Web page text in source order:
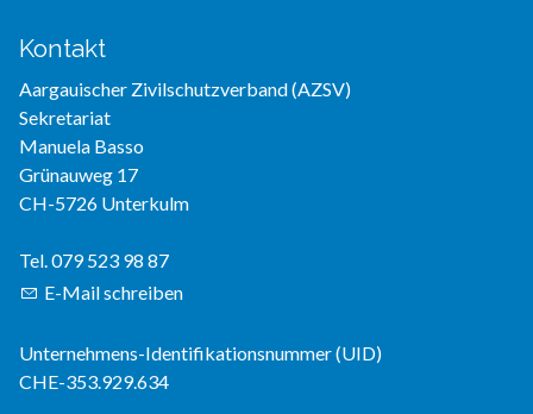
Kontakt
Aargauischer Zivilschutzverband (AZSV)
Sekretariat
Manuela Basso
Grünauweg 17
CH-5726 Unterkulm
Tel. 079 523 98 87
E-Mail schreiben
Unternehmens-Identifikationsnummer (UID)
CHE-353.929.634